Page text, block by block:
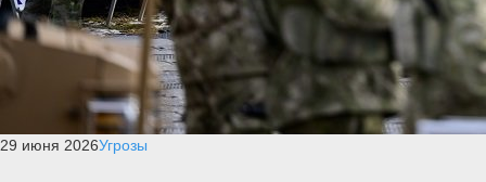
29 июня 2026Угрозы